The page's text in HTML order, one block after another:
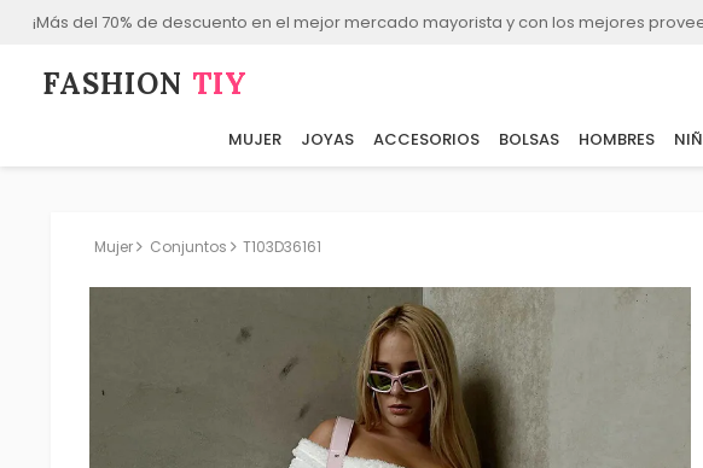
¡Más del 70% de descuento en el mejor mercado mayorista y con los mejores
FASHION⁠ TIY
MUJER JOYAS ACCESORIOS BOLSAS HOMBRES
Mujer Conjuntos T103D36161